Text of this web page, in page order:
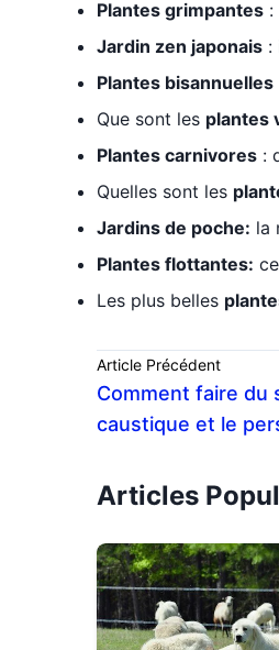
Plantes grimpantes :
Jardin zen japonais :
Plantes bisannuelles
Que sont les plantes
Plantes carnivores :
Quelles sont les
Jardins de poche: la
Plantes flottantes:
Les plus belles
Article Précédent
Comment faire du
caustique et le
Articles